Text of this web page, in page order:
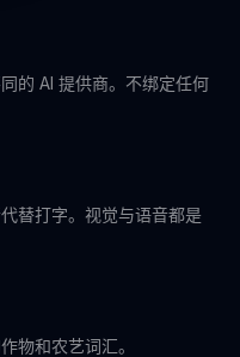
的 AI 提供商。不绑定任何
替打字。视觉与语音都是
物和农艺词汇。